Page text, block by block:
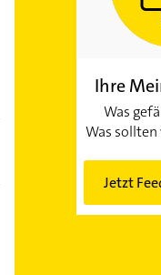
Ihre
Was
Was
Jetzt